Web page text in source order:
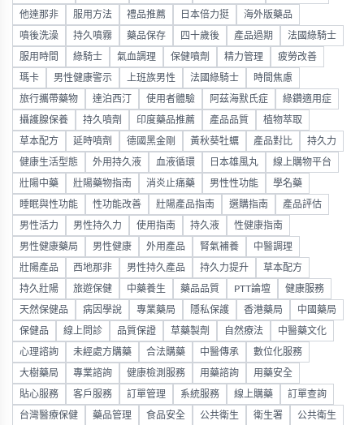
他達那非 服用方法 禮品推薦 日本倍力挺 海外版藥品
噴後洗澡 持久噴霧 藥品保存 四十歲後 產品過期 法國綠騎士
服用時間 綠騎士 氣血調理 保健噴劑 精力管理 疲勞改善
瑪卡 男性健康警示 上班族男性 法國綠騎士 時間焦慮
旅行攜帶藥物 達泊西汀 使用者體驗 阿茲海默氏症 綠鑽適用症
攝護腺保養 持久噴劑 印度藥品推薦 產品品質 植物萃取
草本配方 延時噴劑 德國黑金剛 黃秋葵牡蠣 產品對比 持久力
健康生活型態 外用持久液 血液循環 日本雄風丸 線上購物平台
壯陽中藥 壯陽藥物指南 消炎止痛藥 男性性功能 學名藥
睡眠與性功能 性功能改善 壯陽產品指南 選購指南 產品評估
男性活力 男性持久力 使用指南 持久液 性健康指南
男性健康藥局 男性健康 外用產品 腎氣補養 中醫調理
壯陽產品 西地那非 男性持久產品 持久力提升 草本配方
持久壯陽 旅遊保健 中藥養生 藥品品質 PTT論壇 健康服務
天然保健品 病因學說 專業藥局 隱私保護 香港藥局 中國藥局
保健品 線上問診 品質保證 草藥製劑 自然療法 中醫藥文化
心理諮詢 未經處方購藥 合法購藥 中醫傳承 數位化服務
大樹藥局 專業諮詢 健康檢測服務 用藥諮詢 用藥安全
貼心服務 客戶服務 訂單管理 系統服務 線上購藥 訂單查詢
台灣醫療保健 藥品管理 食品安全 公共衛生 衛生署 公共衛生